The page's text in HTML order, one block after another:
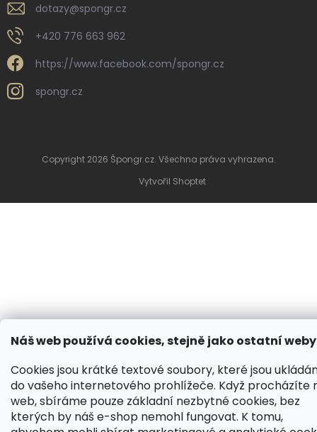
Náš web používá cookies, stejně jako ostatní
Cookies jsou krátké textové soubory, které jsou
do vašeho internetového prohlížeče. Když procházíte
web, sbíráme pouze základní nezbytné cookies, bez
kterých by náš e-shop nemohl fungovat. K tomu,
dotazy@spongr.cz
+420 776 663 962
https://www.facebook.com/spongr.cz
spongr.cz
Vytvořil Shoptet
Copyright 2026 Špongr.cz. Všechna práva vyhrazena.